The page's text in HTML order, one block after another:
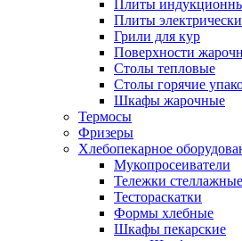
Плиты
Плиты
Грили для кур
Поверхности
Столы тепловые
Столы горячие
Шкафы жарочные
Термосы
Фризеры
Хлебопекарное
Мукопросеиватели
Тележки стеллажные
Тестораскатки
Формы хлебные
Шкафы пекарские